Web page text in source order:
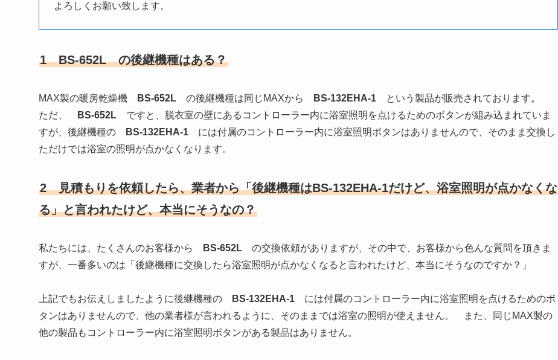
よろしくお願い致します。
1 BS-652L の後継機種はある？
MAX製の暖房乾燥機 BS-652L の後継機種は同じMAXから BS-132EHA-1
という製品が販売されております。
ただ、
BS-652L ですと、脱衣室の壁にあるコントローラー内に浴室照明を点けるためのボタンが組み込まれていま
すが、後継機種の BS-132EHA-1 には付属のコントローラー内に浴室照明ボタンはありませんので、そのまま交換し
ただけでは浴室の照明が点かなくなります。
2 見積もりを依頼したら、業者から「後継機種はBS-132EHA-1だけど、浴室照明が点かなくな
る」と言われたけど、本当にそうなの？
私たちには、たくさんのお客様から BS-652L の交換依頼がありますが、その中で、お客様から色んな質問を頂きま
すが、一番多いのは「後継機種に交換したら浴室照明が点かなくなると言われたけど、本当にそうなのですか？」
上記でもお伝えしましたように後継機種の BS-132EHA-1 には付属のコントローラー内に浴室照明を点けるためのボ
タンはありませんので、他の業者様が言われるように、そのままでは浴室の照明が使えません。 また、同じMAX製の
他の製品もコントローラー内に浴室照明ボタンがある製品はありません。